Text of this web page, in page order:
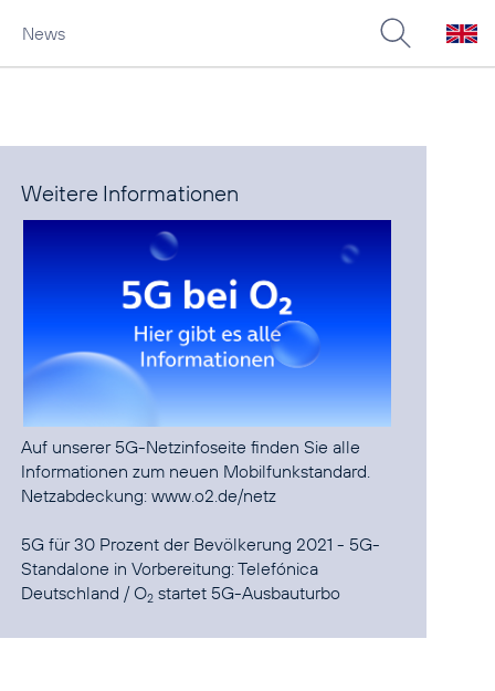
News
Weitere Informationen
Auf unserer 5G-Netzinfoseite finden Sie alle
Informationen zum neuen Mobilfunkstandard.
Netzabdeckung:www.o2.de/netz
5G für 30 Prozent der Bevölkerung 2021 - 5G-
Standalone in Vorbereitung:Telefónica
Deutschland / O2 startet 5G-Ausbauturbo